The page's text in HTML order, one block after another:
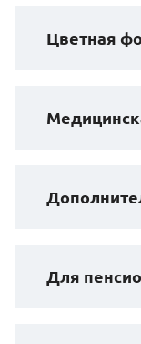
Цветная
Для